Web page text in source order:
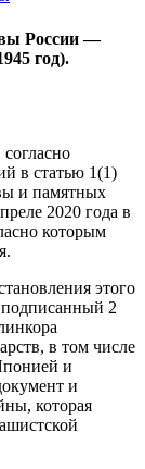
России —
год).
согласно
в статью 1(1)
и памятных
2020 года в
которым
этого
2
в том числе
и
и
которая